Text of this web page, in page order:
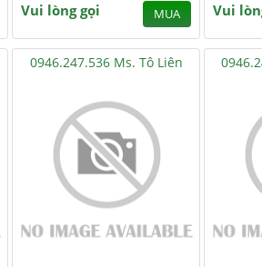
Vui lòng gọi MUA Vui
0946.247.536 Ms. Tô Liên